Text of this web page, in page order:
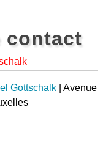
contact
Gottschalk | Avenue